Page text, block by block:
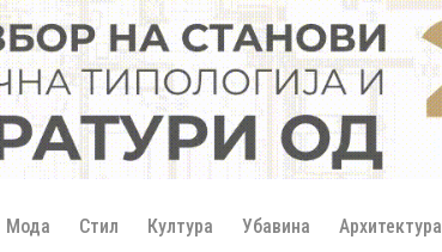
Мода Стил Култура Убавина Архитектура